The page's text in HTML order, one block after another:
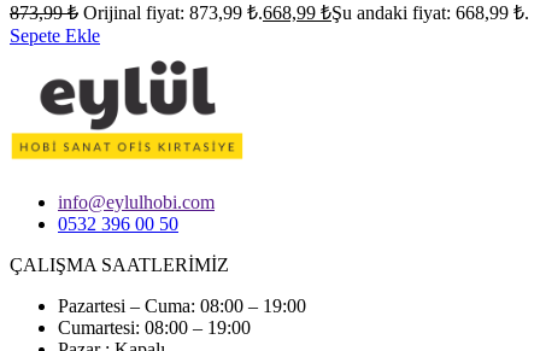
873,99₺ Orijinal fiyat: 873,99 ₺.668,99 ₺Şu andaki fiyat: 668,99 ₺.
Sepete Ekle
info@eylulhobi.com
0532 396 00 50
ÇALIŞMA SAATLERİMİZ
Pazartesi – Cuma: 08:00 – 19:00
Cumartesi: 08:00 – 19:00